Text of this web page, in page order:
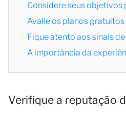
Considere seus objetivos
Avalie os planos gratuitos
Fique atento aos sinais
A importância da
Verifique a reputação